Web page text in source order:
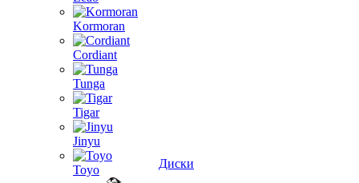
Kormoran
Cordiant
Tunga
Tigar
Jinyu
Toyo
Диски